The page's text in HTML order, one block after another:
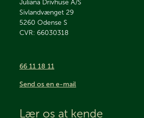
Juliana Drivhuse A/S
Sivlandvænget 29
5260 Odense S
CVR: 66030318
66 11 18 11
Send os en e-mail
Lær os at kende